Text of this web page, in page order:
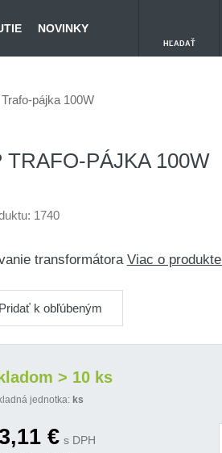
NOVINKY
HĽADAŤ
pájka 100W
TRAFO-PÁJKA 100W
1740
transformátora Viac o produkte
Pridať k obľúbeným
Skladom > 10 ks
jednotka: ks
€ s DPH